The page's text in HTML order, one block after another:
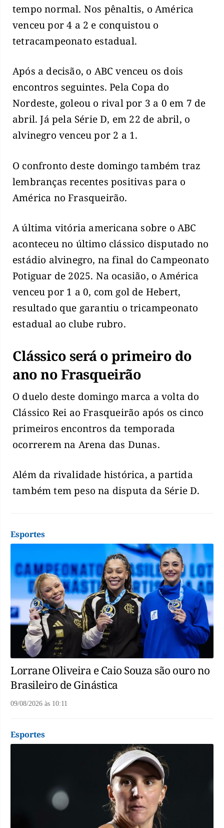
tempo normal. Nos pênaltis, o América
venceu por 4 a 2 e conquistou o
tetracampeonato estadual.
Após a decisão, o ABC venceu os dois
encontros seguintes. Pela Copa do
Nordeste, goleou o rival por 3 a 0 em 7 de
abril. Já pela Série D, em 22 de abril, o
alvinegro venceu por 2 a 1.
O confronto deste domingo também traz
lembranças recentes positivas para o
América no Frasqueirão.
A última vitória americana sobre o ABC
aconteceu no último clássico disputado no
estádio alvinegro, na final do Campeonato
Potiguar de 2025. Na ocasião, o América
venceu por 1 a 0, com gol de Hebert,
resultado que garantiu o tricampeonato
estadual ao clube rubro.
Clássico será o primeiro do
ano no Frasqueirão
O duelo deste domingo marca a volta do
Clássico Rei ao Frasqueirão após os cinco
primeiros encontros da temporada
ocorrerem na Arena das Dunas.
Além da rivalidade histórica, a partida
também tem peso na disputa da Série D.
Esportes
Lorrane Oliveira e Caio Souza são ouro no
Brasileiro de Ginástica
09/08/2026 às 10:11
Esportes